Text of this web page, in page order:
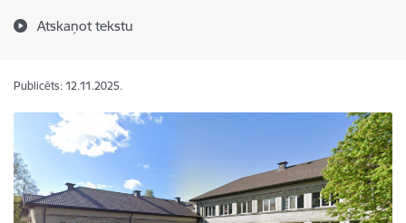
Atskaņot tekstu
Publicēts: 12.11.2025.